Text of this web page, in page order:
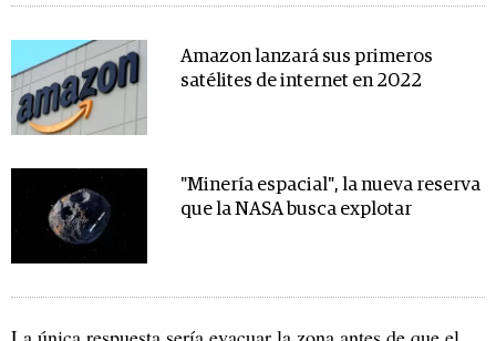
Amazon lanzará sus primeros
satélites de internet en 2022
"Minería espacial", la nueva reserva
que la NASA busca explotar